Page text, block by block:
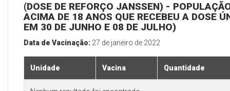
(DOSE DE REFORÇO JANSSEN) -
ACIMA DE 18 ANOS QUE RECEBEU A DOSE
EM 30 DE JUNHO E 08 DE JULHO)
Data de Vacinação: 27 de janeiro de 2022
Unidade Vacina Quantidade